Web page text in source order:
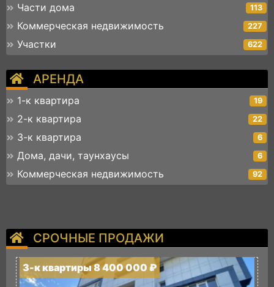
Части дома 113
Коммерческая недвижимость 227
Участки 622
АРЕНДА
1-к квартира 19
2-к квартира 22
3-к квартира 6
Дома, дачи, таунхаусы 6
Коммерческая недвижимость 92
СРОЧНЫЕ ПРОДАЖИ
3-к квартиры 8 400 000 ₽